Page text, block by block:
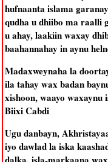
hufnaanta islama
qudha u dhiibo ma raalli
u ahay, laakiin waxay
baahannahay in aynu
Madaxweynaha la
ila tahay wax badan
xishoon, waayo
Biixi Cabdi
Ugu danbayn,
iyo dawlad la iska